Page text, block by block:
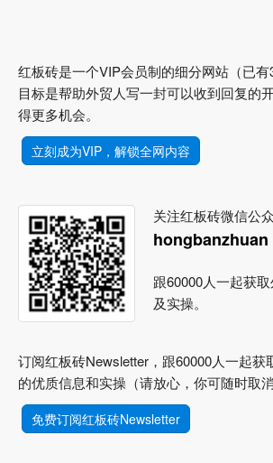
红板砖是一个VIP会员制的细分网站（已有
目标是帮助外贸人写一封可以收到回复的
得更多机会。
立刻成为VIP，解锁全网内容
关注红板砖微信公
hongbanzhuan
跟60000人一起获
及实操。
订阅红板砖Newsletter，跟60000人一起获
的优质信息和实操（请放心，你可随时取消
免费订阅红板砖Newsletter